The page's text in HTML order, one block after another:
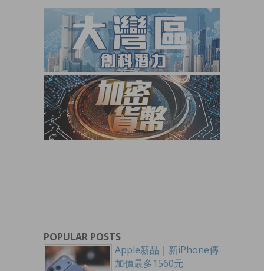
POPULAR POSTS
Apple新品｜新iPhone傳
加價最多1560元